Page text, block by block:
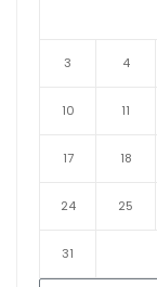
3 4
10 11
17 18
24 25
31